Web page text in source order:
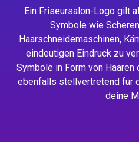
Ein Friseursalon-Logo gilt
Symbole wie
Haarschneidemaschinen,
eindeutigen Eindruck zu
Symbole in Form von Haaren
ebenfalls stellvertretend für
deine